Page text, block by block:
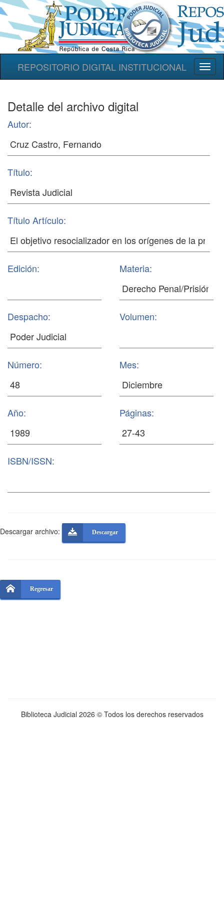
REPOSITORIO DIGITAL INSTITUCIONAL
Detalle del archivo digital
Autor:
Título:
Título Artículo:
Edición: Materia:
Despacho: Volumen:
Número: Mes:
Año: Páginas:
ISBN/ISSN:
Descargar archivo: Descargar
Regresar
Biblioteca Judicial 2026 © Todos los derechos reservados